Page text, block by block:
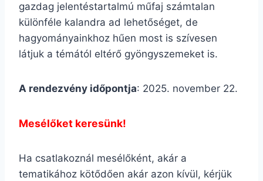
gazdag jelentéstartalmú műfaj számtalan
különféle kalandra ad lehetőséget, de
hagyományainkhoz hűen most is szívesen
látjuk a témától eltérő gyöngyszemeket is.
A rendezvény időpontja: 2025. november 22.
Mesélőket keresünk!
Ha csatlakoznál mesélőként, akár a
tematikához kötődően akár azon kívül, kérjük